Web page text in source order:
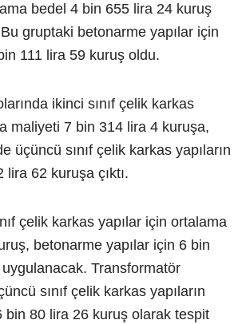
bedel 4 bin 655 lira 24 kuruş
gruptaki betonarme yapılar için
111 lira 59 kuruş oldu.
ikinci sınıf çelik karkas
maliyeti 7 bin 314 lira 4 kuruşa,
üçüncü sınıf çelik karkas yapıların
62 kuruşa çıktı.
çelik karkas yapılar için ortalama
betonarme yapılar için 6 bin
Transformatör
sınıf çelik karkas yapıların
bin 80 lira 26 kuruş olarak tespit